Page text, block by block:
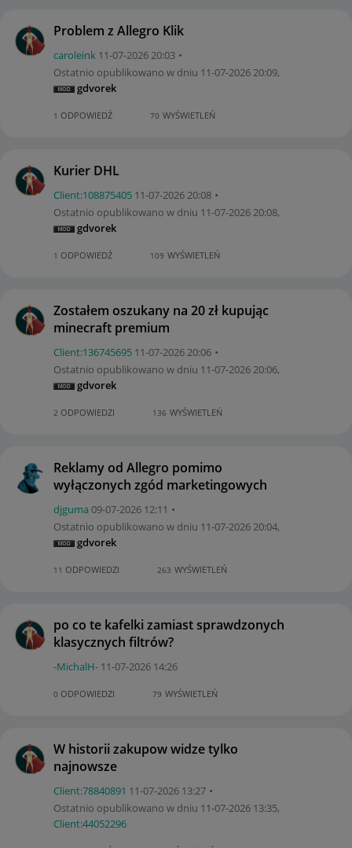
Problem z Allegro Klik
caroleink ‎11-07-202620:03
Ostatnio opublikowano w dniu ‎11-07-202620:09,
gdvorek
1 ODPOWIEDŹ 70 WYŚWIETLEŃ
Kurier DHL
Client:108875405 ‎11-07-202620:08
Ostatnio opublikowano w dniu ‎11-07-202620:08,
gdvorek
1 ODPOWIEDŹ 109 WYŚWIETLEŃ
Zostałem oszukany na 20 zł kupując
minecraft premium
Client:136745695 ‎11-07-202620:06
Ostatnio opublikowano w dniu ‎11-07-202620:06,
gdvorek
2 ODPOWIEDZI 136 WYŚWIETLEŃ
Reklamy od Allegro pomimo
wyłączonych zgód marketingowych
djguma ‎09-07-2026 12:11
Ostatnio opublikowano w dniu ‎11-07-202620:04,
gdvorek
11 ODPOWIEDZI 263 WYŚWIETLEŃ
po co te kafelki zamiast sprawdzonych
klasycznych filtrów?
-MichalH- ‎11-07-2026 14:26
0 ODPOWIEDZI 79 WYŚWIETLEŃ
W historii zakupow widze tylko
najnowsze
Client:78840891 ‎11-07-2026 13:27
Ostatnio opublikowano w dniu ‎11-07-2026 13:35,
Client:44052296